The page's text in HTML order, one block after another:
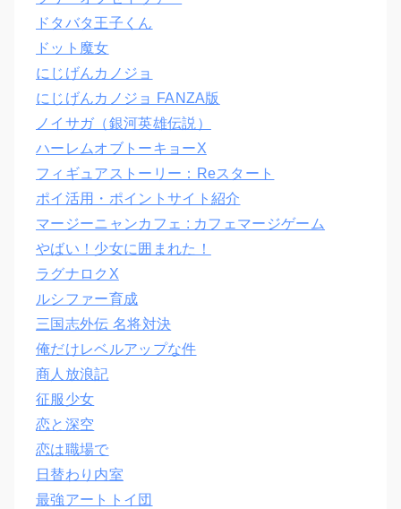
ドタバタ王子くん
ドット魔女
にじげんカノジョ
にじげんカノジョ FANZA版
ノイサガ（銀河英雄伝説）
ハーレムオブトーキョーX
フィギュアストーリー：Reスタート
ポイ活用・ポイントサイト紹介
マージーニャンカフェ : カフェマージゲーム
やばい！少女に囲まれた！
ラグナロクX
ルシファー育成
三国志外伝 名将対決
俺だけレベルアップな件
商人放浪記
征服少女
恋と深空
恋は職場で
日替わり内室
最強アートトイ団